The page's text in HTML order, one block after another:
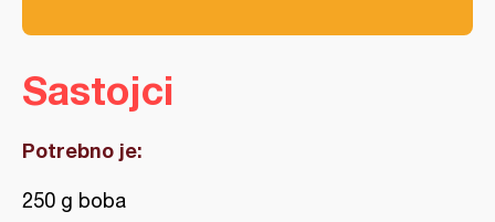
Sastojci
Potrebno je:
250 g boba